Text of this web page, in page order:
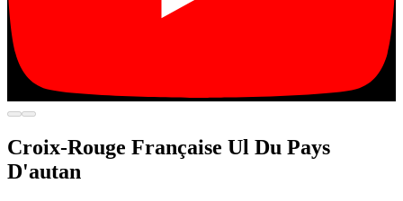
Croix-Rouge Française Ul Du Pays
D'autan